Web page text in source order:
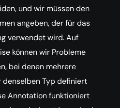
und wir müssen den
angeben, der für das
verwendet wird. Auf
können wir Probleme
bei denen mehrere
denselben Typ definiert
Annotation funktioniert